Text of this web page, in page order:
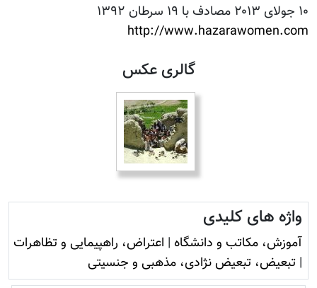
۱۰ جولای ۲۰۱۳ مصادف با ۱۹ سرطان ۱۳۹۲
http://www.hazarawomen.com
گالری عکس
واژه های کلیدی
آموزش، مکاتب و دانشگاه | اعتراض، راهپیمایی و تظاهرات
| تبعیض، تبعیض نژادی، مذهبی و جنسیتی